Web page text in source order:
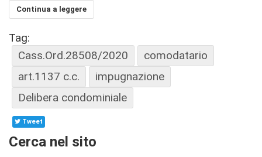
Continua a leggere
Tag:
Cass.Ord.28508/2020
comodatario
art.1137 c.c.
impugnazione
Delibera condominiale
Tweet
Cerca nel sito